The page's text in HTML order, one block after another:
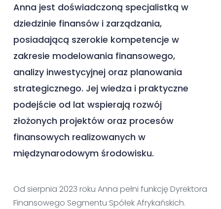
Anna jest doświadczoną specjalistką w
dziedzinie finansów i zarządzania,
posiadającą szerokie kompetencje w
zakresie modelowania finansowego,
analizy inwestycyjnej oraz planowania
strategicznego. Jej wiedza i praktyczne
podejście od lat wspierają rozwój
złożonych projektów oraz procesów
finansowych realizowanych w
międzynarodowym środowisku.
Od sierpnia 2023 roku Anna pełni funkcję Dyrektora
Finansowego Segmentu Spółek Afrykańskich.